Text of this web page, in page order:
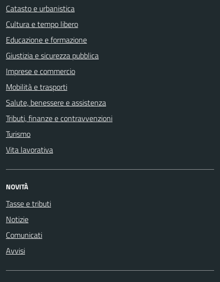
Catasto e urbanistica
Cultura e tempo libero
Educazione e formazione
Giustizia e sicurezza pubblica
Imprese e commercio
Mobilità e trasporti
Salute, benessere e assistenza
Tributi, finanze e contravvenzioni
Turismo
Vita lavorativa
NOVITÀ
Tasse e tributi
Notizie
Comunicati
Avvisi